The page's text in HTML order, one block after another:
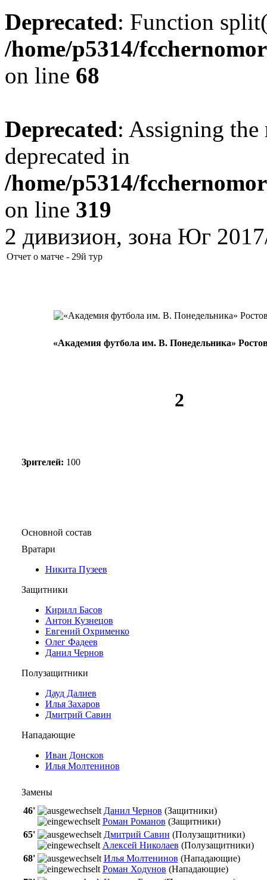
Deprecated: Function
/home/p5314/
on line 68
Deprecated: Assigning the
deprecated in
/home/p5314/
on line 319
2 дивизион, зона Юг
Отчет о матче - 29й тур
«Академия футбола им. В. Понедельника»
2
Зрителей: 100
Основной состав
Вратари
Никита Пузеев
Защитники
Кирилл Басов
Антон Кузнецов
Евгений Охрименко
Олег Фадеев
Данил Чернов
Полузащитники
Дауд Далиев
Илья Захаров
Дмитрий Савин
Нападающие
Иван Донсков
Илья Молтенинов
Замены
46'
Данил Чернов (Защитники)
Роман Романов (Защитники)
65'
Дмитрий Савин (Полузащитники)
Алексей Николаев (Полузащитники)
68'
Илья Молтенинов (Нападающие)
Роман Ходунов (Нападающие)